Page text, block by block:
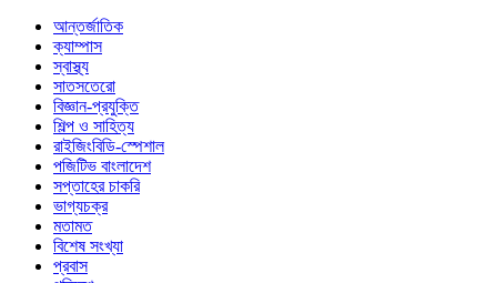
আন্তর্জাতিক
ক্যাম্পাস
স্বাস্থ্য
সাতসতেরো
বিজ্ঞান-প্রযুক্তি
শিল্প ও সাহিত্য
রাইজিংবিডি-স্পেশাল
পজিটিভ বাংলাদেশ
সপ্তাহের চাকরি
ভাগ্যচক্র
মতামত
বিশেষ সংখ্যা
প্রবাস